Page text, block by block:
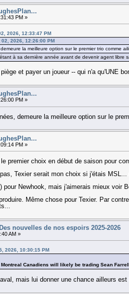
PM »
2026, 12:33:47 PM
2026, 12:26:00 PM
la meilleure option sur le premier trio comme
à sa dernière année avant de devenir agent libre
et payer un joueur -- qui n'a qu'UNE
PM »
demeure la meilleure option sur le
PM »
premier choix en début de saison pour
Texier serait mon choix si j'étais
pour Newhook, mais j'aimerais mieux voir
Même chose pour Texier. Par
nouvelles de nos espoirs 2025-2026
AM »
2026, 10:30:15 PM
Canadiens will likely be trading Sean
mais lui donner une chance ailleurs